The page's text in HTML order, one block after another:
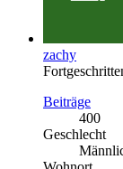
zachy
Beiträge
400
Geschlecht